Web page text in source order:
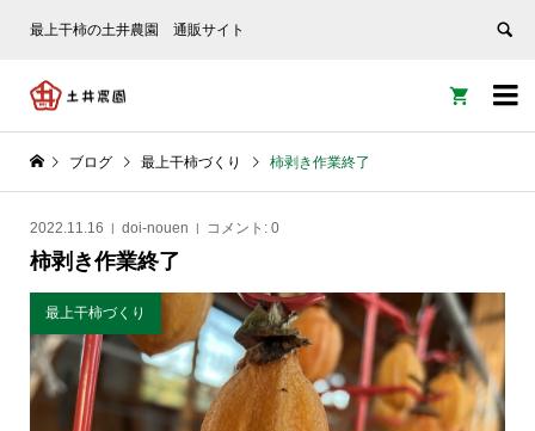
最上干柿の土井農園 通販サイト


ブログ 最上干柿づくり 柿剥き作業終了
2022.11.16 doi-nouen コメント: 0
柿剥き作業終了
最上干柿づくり